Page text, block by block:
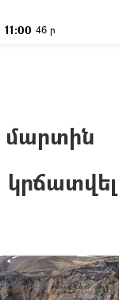
11:00 46 ր
մարտին